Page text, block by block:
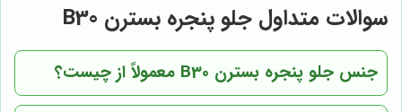
سوالات متداول جلو پنجره بسترن B30
جنس جلو پنجره بسترن B30 معمولاً از چیست؟